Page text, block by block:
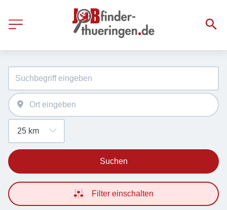
Suchen
Filter einschalten